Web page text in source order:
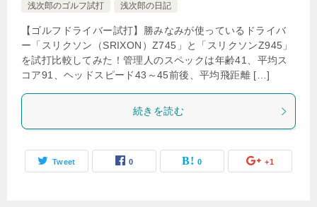
浅次郎のゴルフ試打
浅次郎の日記
【ゴルフドライバー試打】勝みなみが使っているドライバ
ー「スリクソン（SRIXON）Z745」と「スリクソンZ945」
を試打比較してみた！管理人のスペックは年齢41、平均ス
コア91、ヘッドスピード43～45前後、平均飛距離 […]
続きを読む
Tweet 0 0 +1